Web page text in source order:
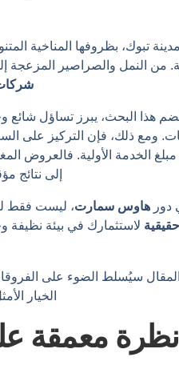
تبوك، بظروفها المناخية
من النمل والصراصير المزعجة
هذا البحث، يبرز تساؤل شائع
ومع ذلك، فإن التركيز على
الخدمة الأولية. فالعروض
إلى نتائج
دور هاوس سمارت، ليست فقط
لاستثمارك في بيئة نظيفة
سيُسلط الضوء على
الخيار
نظرة معمقة